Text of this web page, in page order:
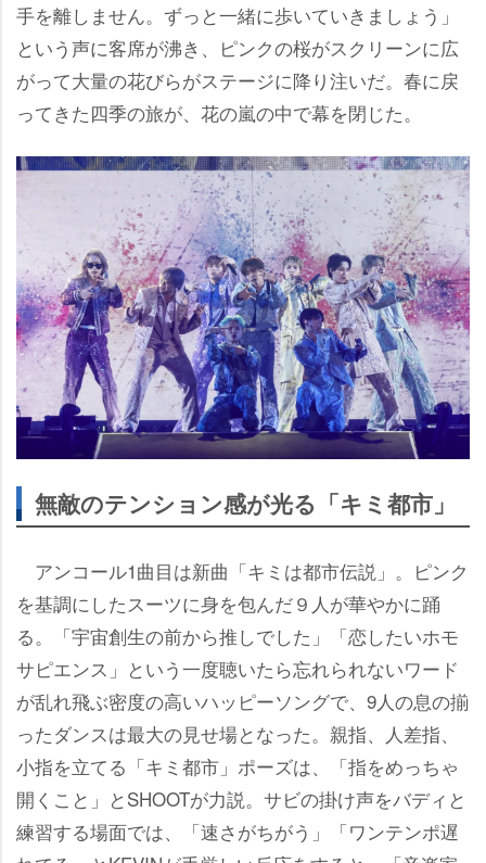
手を離しません。ずっと一緒に歩いていきましょう」
という声に客席が沸き、ピンクの桜がスクリーンに広
がって大量の花びらがステージに降り注いだ。春に戻
ってきた四季の旅が、花の嵐の中で幕を閉じた。
無敵のテンション感が光る「キミ都市」
アンコール1曲目は新曲「キミは都市伝説」。ピンク
を基調にしたスーツに身を包んだ９人が華やかに踊
る。「宇宙創生の前から推しでした」「恋したいホモ
サピエンス」という一度聴いたら忘れられないワード
が乱れ飛ぶ密度の高いハッピーソングで、9人の息の揃
ったダンスは最大の見せ場となった。親指、人差指、
小指を立てる「キミ都市」ポーズは、「指をめっちゃ
開くこと」とSHOOTが力説。サビの掛け声をバディと
練習する場面では、「速さがちがう」「ワンテンポ遅